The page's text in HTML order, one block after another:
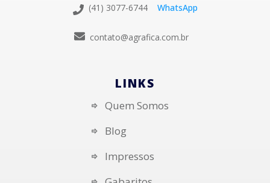
(41) 3077-6744 WhatsApp
contato@agrafica.com.br
LINKS
Quem Somos
Blog
Impressos